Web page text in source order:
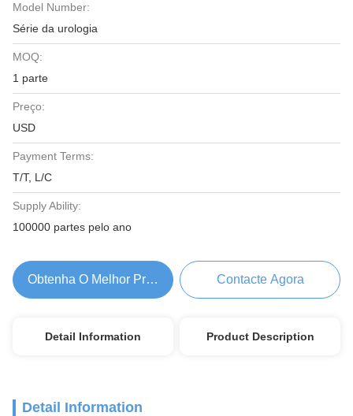
Model Number:
Série da urologia
MOQ:
1 parte
Preço:
USD
Payment Terms:
T/T, L/C
Supply Ability:
100000 partes pelo ano
Obtenha O Melhor Preço Contacte Agora
Detail Information Product Description
Detail Information